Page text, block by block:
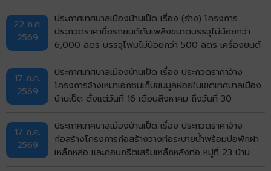
ด้วยวิธีประกวดราคาอิเล็กทรอนิกส์ (e-bidding)
22 ก.ค.
2569
ประกาศเทศบาลเมืองบ้านเป็ด เรื่อง (ร่าง) โครงการ
ประกวดราคาซื้อรถยนต์ดับเพลิงขนาดบรรจุไม่น้อยกว่า
6,000 ลิตร บรรจุโฟมไม่น้อยกว่า 500 ลิตร เครื่องยนต์
ตั้งระบบปั๊มแรงดันสูงและอุปกรณ์ในการดับเพลิงครบชุด
จำนวน 1 คัน ด้วยวิธีประกวดราคาอิเล็กทรอนิกส์ (e-
bidding)
17 ก.ค.
2569
ประกาศเทศบาลเมืองบ้านเป็ด เรื่อง ประกวดราคาจ้าง
โครงการจ้างเหมาเอกชนเก็บขนมูลฝอยในเขตเทศบาลเมือง
บ้านเป็ด ตั้งแต่วันที่ 16 เดือนสิงหาคม ถึงวันที่ 30
(e-bidding)
17 ก.ค.
2569
ประกาศเทศบาลเมืองบ้านเป็ด เรื่อง ประกวดราคาจ้าง
ก่อสร้างโครงการก่อสร้างวางท่อระบายน้ำพร้อมบ่อพักฝา
เหล็กหล่อ และคอนกรีตเสริมเหล็กหลังท่อ หมู่ที่ 23 บ้าน